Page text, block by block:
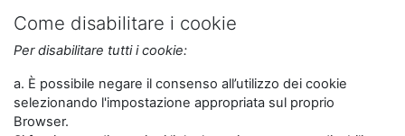
Come disabilitare i cookie
Per disabilitare tutti i cookie:
a. È possibile negare il consenso all’utilizzo dei cookie
selezionando l'impostazione appropriata sul proprio
Browser.